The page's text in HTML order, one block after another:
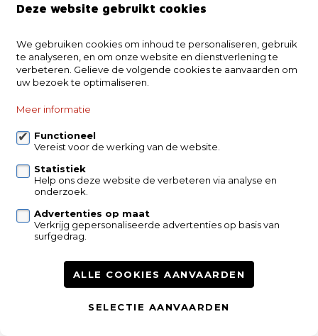
Verkocht
Duplex
Deze website gebruikt cookies
We gebruiken cookies om inhoud te personaliseren, gebruik
te analyseren, en om onze website en dienstverlening te
verbeteren. Gelieve de volgende cookies te aanvaarden om
uw bezoek te optimaliseren.
Meer informatie
Functioneel
Vereist voor de werking van de website.
Statistiek
Help ons deze website de verbeteren via analyse en
onderzoek.
Advertenties op maat
Verkrijg gepersonaliseerde advertenties op basis van
surfgedrag.
ALLE COOKIES AANVAARDEN
SELECTIE AANVAARDEN